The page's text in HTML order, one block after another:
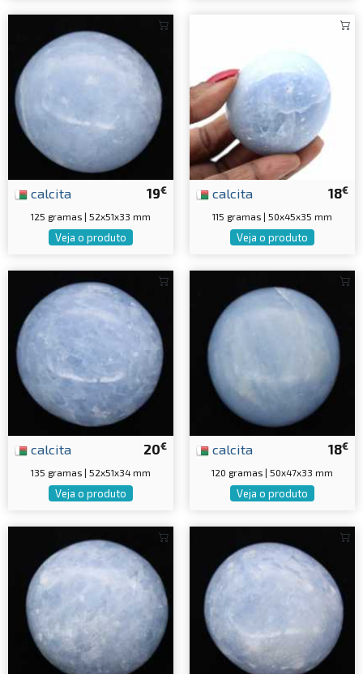
19€
calcita
125 gramas | 52x51x33 mm
Veja o produto
18€
calcita
115 gramas | 50x45x35 mm
Veja o produto
20€
calcita
135 gramas | 52x51x34 mm
Veja o produto
18€
calcita
120 gramas | 50x47x33 mm
Veja o produto